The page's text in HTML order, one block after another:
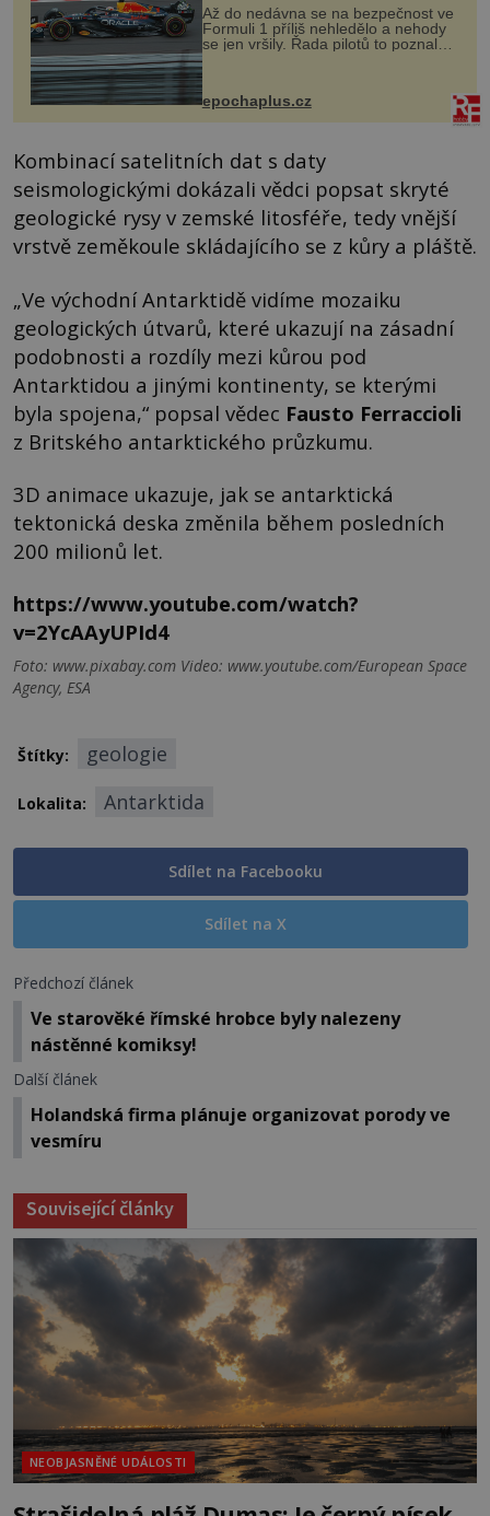
Až do nedávna se na bezpečnost ve
Formuli 1 příliš nehledělo a nehody
se jen vršily. Řada pilotů to poznala
na vlastní kůži, často s trvalými
následky nebo bohužel i ztrátou
života. Dnes nepochopiteln...
epochaplus.cz
Kombinací satelitních dat s daty
seismologickými dokázali vědci popsat skryté
geologické rysy v zemské litosféře, tedy vnější
vrstvě zeměkoule skládajícího se z kůry a pláště.
„Ve východní Antarktidě vidíme mozaiku
geologických útvarů, které ukazují na zásadní
podobnosti a rozdíly mezi kůrou pod
Antarktidou a jinými kontinenty, se kterými
byla spojena,“ popsal vědec Fausto Ferraccioli
z Britského antarktického průzkumu.
3D animace ukazuje, jak se antarktická
tektonická deska změnila během posledních
200 milionů let.
https://www.youtube.com/watch?
v=2YcAAyUPId4
Foto: www.pixabay.com Video: www.youtube.com/European Space
Agency, ESA
Štítky: geologie
Lokalita: Antarktida
Sdílet na Facebooku
Sdílet na X
Předchozí článek
Ve starověké římské hrobce byly nalezeny
nástěnné komiksy!
Další článek
Holandská firma plánuje organizovat porody ve
vesmíru
Související články
NEOBJASNĚNÉ UDÁLOSTI